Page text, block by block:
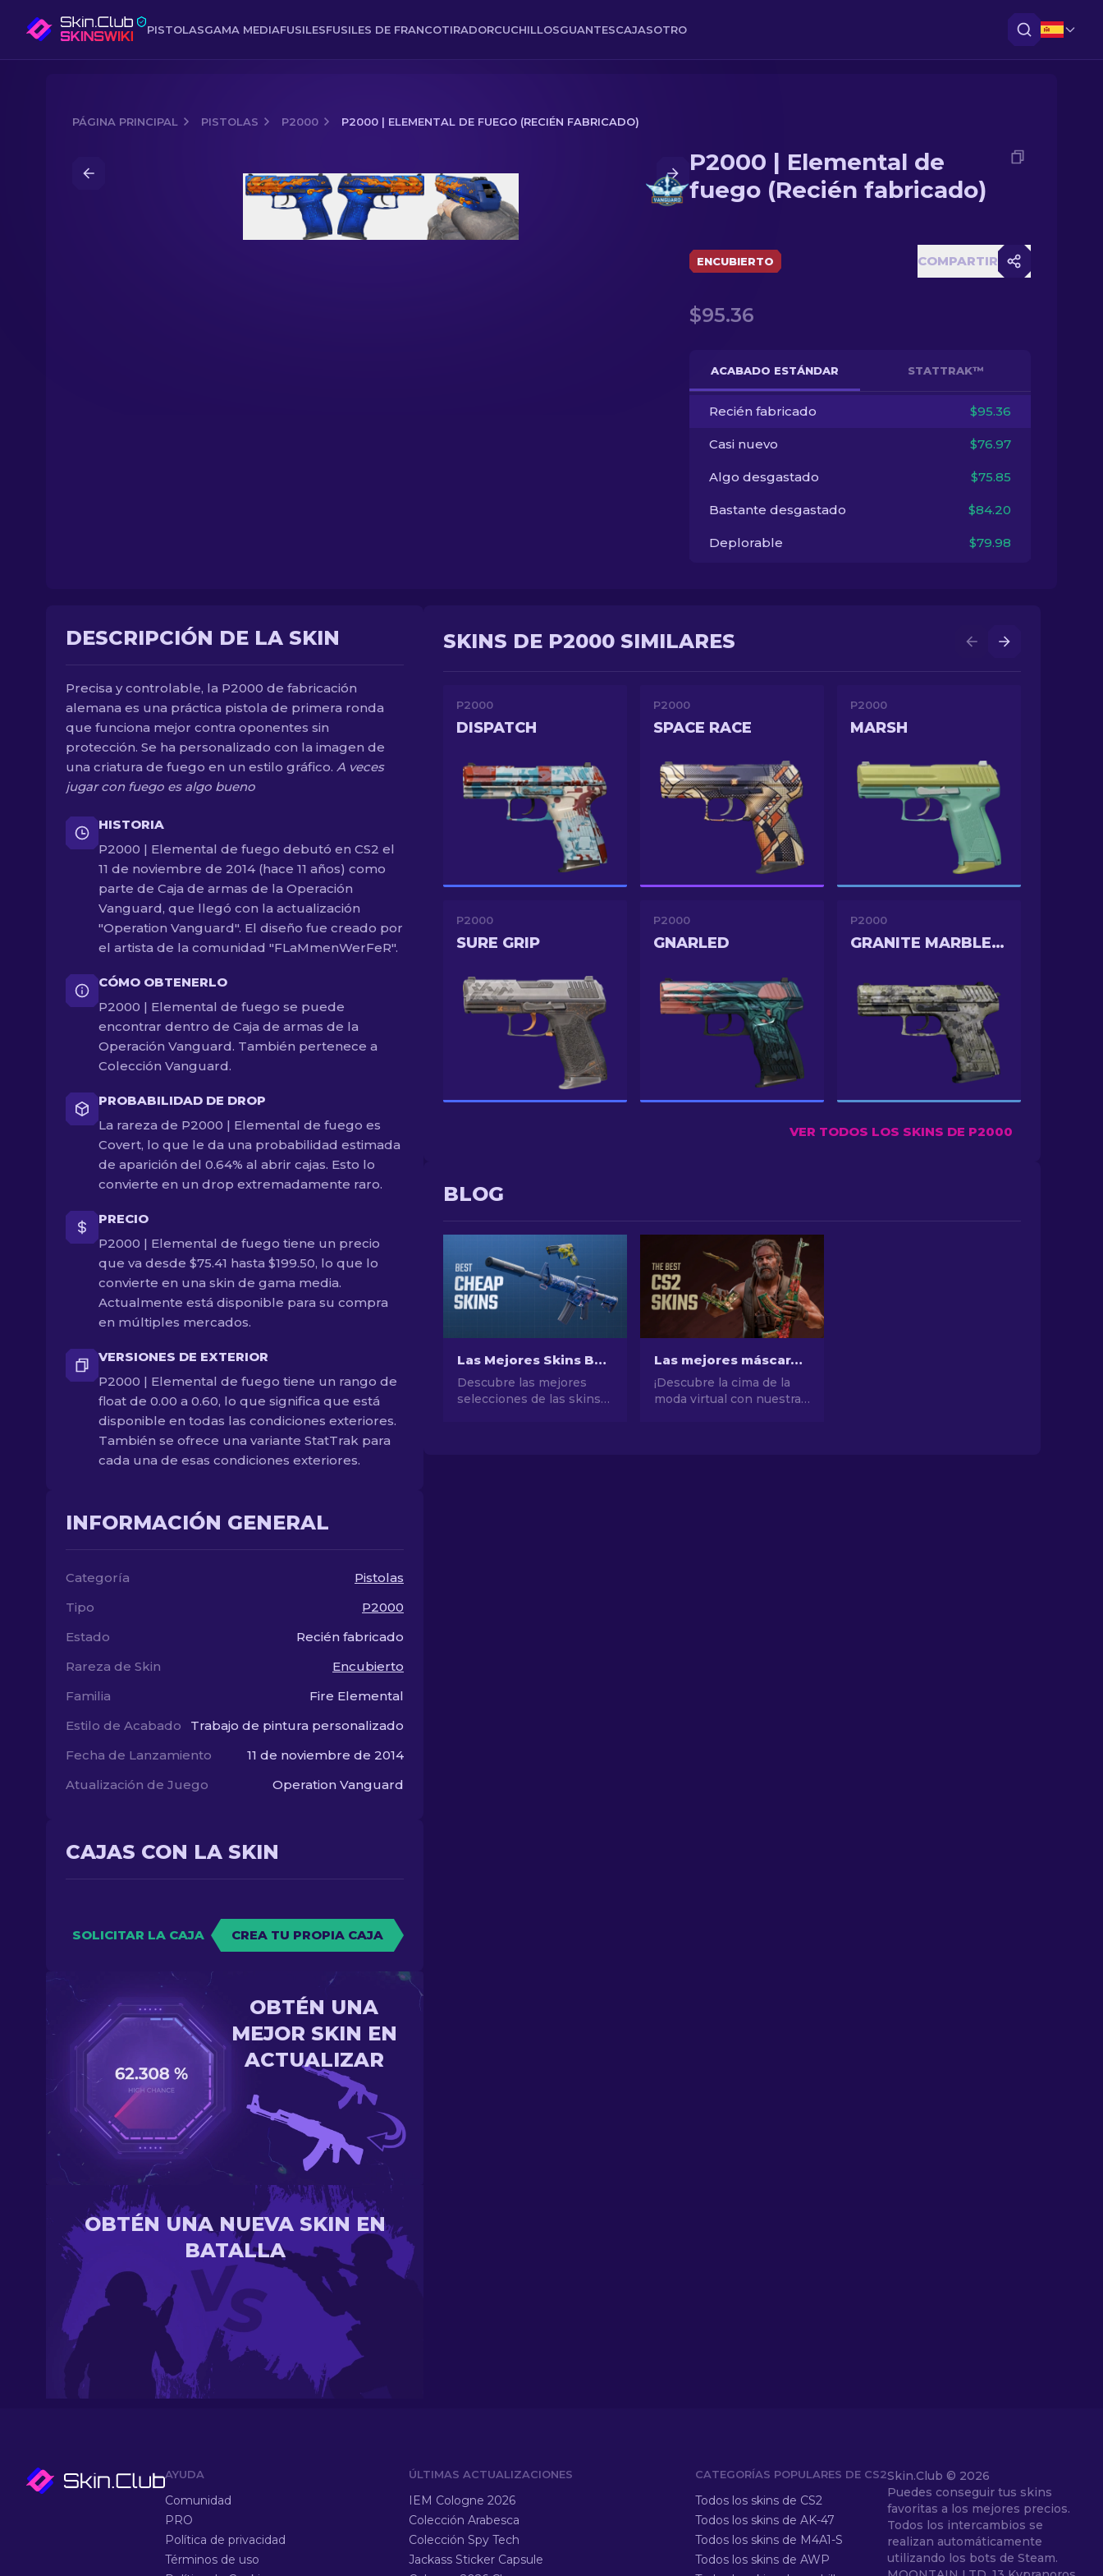
PISTOLASGAMA MEDIAFUSILESFUSILES DE FRANCOTIRADORCUCHILLOSGUANTESCAJASOTRO
PÁGINA PRINCIPAL PISTOLAS P2000 P2000 | ELEMENTAL DE FUEGO (RECIÉN FABRICADO)
P2000 | Elemental de fuego (Recién fabricado)
P2000 | Elemental de
fuego (Recién fabricado)
ENCUBIERTO COMPARTIR
$95.36
ACABADO ESTÁNDAR STATTRAK™
Recién fabricado $95.36
Casi nuevo $76.97
Algo desgastado $75.85
Bastante desgastado $84.20
Deplorable $79.98
DESCRIPCIÓN DE LA SKIN
Precisa y controlable, la P2000 de fabricación
alemana es una práctica pistola de primera ronda
que funciona mejor contra oponentes sin
protección. Se ha personalizado con la imagen de
una criatura de fuego en un estilo gráfico. A veces
jugar con fuego es algo bueno
HISTORIA
P2000 | Elemental de fuego debutó en CS2 el
11 de noviembre de 2014 (hace 11 años) como
parte de Caja de armas de la Operación
Vanguard, que llegó con la actualización
"Operation Vanguard". El diseño fue creado por
el artista de la comunidad "FLaMmenWerFeR".
CÓMO OBTENERLO
P2000 | Elemental de fuego se puede
encontrar dentro de Caja de armas de la
Operación Vanguard. También pertenece a
Colección Vanguard.
PROBABILIDAD DE DROP
La rareza de P2000 | Elemental de fuego es
Covert, lo que le da una probabilidad estimada
de aparición del 0.64% al abrir cajas. Esto lo
convierte en un drop extremadamente raro.
PRECIO
P2000 | Elemental de fuego tiene un precio
que va desde $75.41 hasta $199.50, lo que lo
convierte en una skin de gama media.
Actualmente está disponible para su compra
en múltiples mercados.
VERSIONES DE EXTERIOR
P2000 | Elemental de fuego tiene un rango de
float de 0.00 a 0.60, lo que significa que está
disponible en todas las condiciones exteriores.
También se ofrece una variante StatTrak para
cada una de esas condiciones exteriores.
INFORMACIÓN GENERAL
Categoría
Pistolas
Tipo
P2000
Estado
Recién fabricado
Rareza de Skin
Encubierto
Familia
Fire Elemental
Estilo de Acabado
Trabajo de pintura personalizado
Fecha de Lanzamiento
11 de noviembre de 2014
Atualización de Juego
Operation Vanguard
CAJAS CON LA SKIN
SOLICITAR LA CAJA CREA TU PROPIA CAJA
OBTÉN UNA
MEJOR SKIN EN
ACTUALIZAR
OBTÉN UNA NUEVA SKIN EN
BATALLA
SKINS DE P2000 SIMILARES
P2000
DISPATCH
P2000
SPACE RACE
P2000
MARSH
P2000
SURE GRIP
P2000
GNARLED
P2000
GRANITE MARBLEIZED
VER TODOS LOS SKINS DE P2000
BLOG
Las Mejores Skins Baratas de CS2 [2026]
Descubre las mejores
selecciones de las skins
Las mejores máscaras de CS2 [2026]
¡Descubre la cima de la
moda virtual con nuestra
AYUDA
Comunidad
PRO
Política de privacidad
Términos de uso
ÚLTIMAS ACTUALIZACIONES
IEM Cologne 2026
Colección Arabesca
Colección Spy Tech
Jackass Sticker Capsule
CATEGORÍAS POPULARES DE CS2
Todos los skins de CS2
Todos los skins de AK-47
Todos los skins de M4A1-S
Todos los skins de AWP
Skin.Club © 2026
Puedes conseguir tus skins
favoritas a los mejores precios.
Todos los intercambios se
realizan automáticamente
utilizando los bots de Steam.